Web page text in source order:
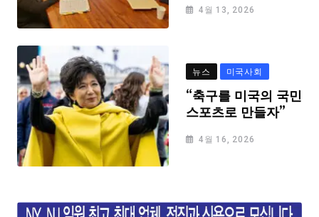
4월 13, 2026
뉴스 미국사회
“축구를 미국의 국민
스포츠로 만들자”
4월 16, 2026